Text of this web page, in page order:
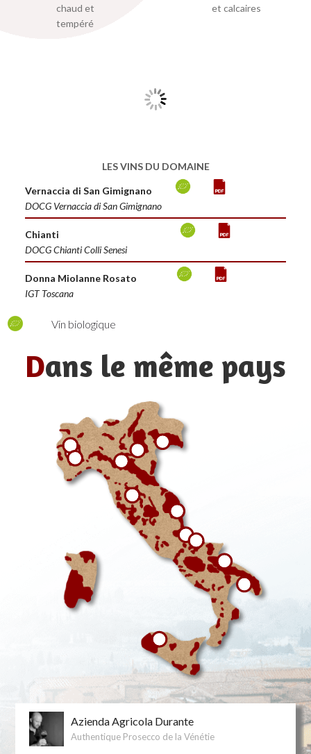
chaud et
tempéré
et calcaires
LES VINS DU DOMAINE
Vernaccia di San Gimignano
DOCG Vernaccia di San Gimignano
Chianti
DOCG Chianti Colli Senesi
Donna Miolanne Rosato
IGT Toscana
Vin biologique
Dans le même pays
Azienda Agricola Durante
Authentique Prosecco de la Vénétie